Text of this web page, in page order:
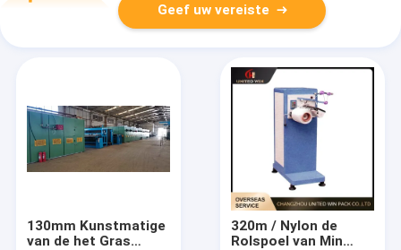
Geef uw vereiste
130mm Kunstmatige
van de het Gras
320m / Nylon de
Rolspoel van Min